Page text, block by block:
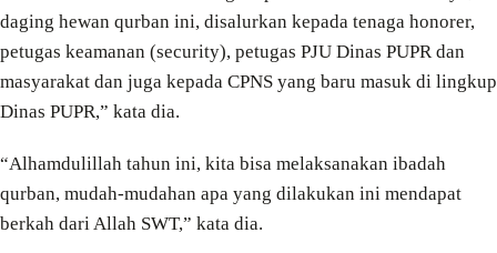
daging hewan qurban ini, disalurkan kepada tenaga honorer,
petugas keamanan (security), petugas PJU Dinas PUPR dan
masyarakat dan juga kepada CPNS yang baru masuk di lingkup
Dinas PUPR,” kata dia.
“Alhamdulillah tahun ini, kita bisa melaksanakan ibadah
qurban, mudah-mudahan apa yang dilakukan ini mendapat
berkah dari Allah SWT,” kata dia.